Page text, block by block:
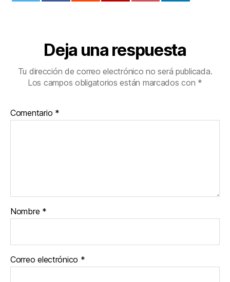
Deja una respuesta
Tu dirección de correo electrónico no será publicada.
Los campos obligatorios están marcados con *
Comentario *
Nombre *
Correo electrónico *